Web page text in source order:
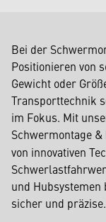
Bei der
Positionieren von
Gewicht oder
Transporttechnik
im Fokus. Mit
Schwermontage
von innovativen
und
sicher und präzise.